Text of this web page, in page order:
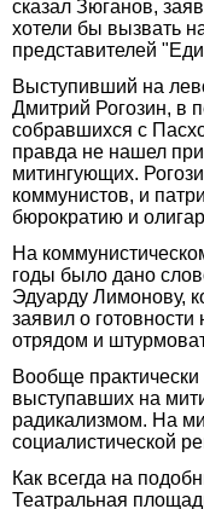
сказал Зюганов,
хотели бы вызвать
представителей
Выступивший на
Дмитрий Рогозин, в
собравшихся с
правда не нашел при
митингующих.
коммунистов, и
бюрократию и
На
годы было дано
Эдуарду Лимонову,
заявил о
отрядом и
Вообще
выступавших на
радикализмом. На
социалистической
Как всегда на
Театральная